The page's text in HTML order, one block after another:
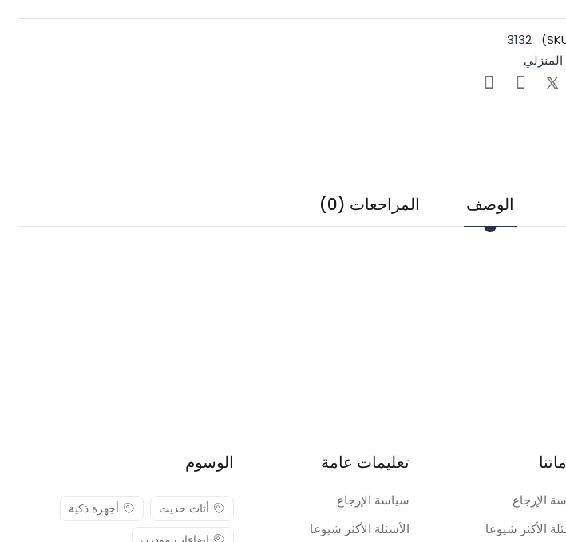
3132
الوصف المراجعات (0)
الإرجاع
الأكثر شيوعا
تعليمات عامة
سياسة الإرجاع
الأسئلة الأكثر شيوعا
الوسوم
أثاث حديث
أجهزة ذكية